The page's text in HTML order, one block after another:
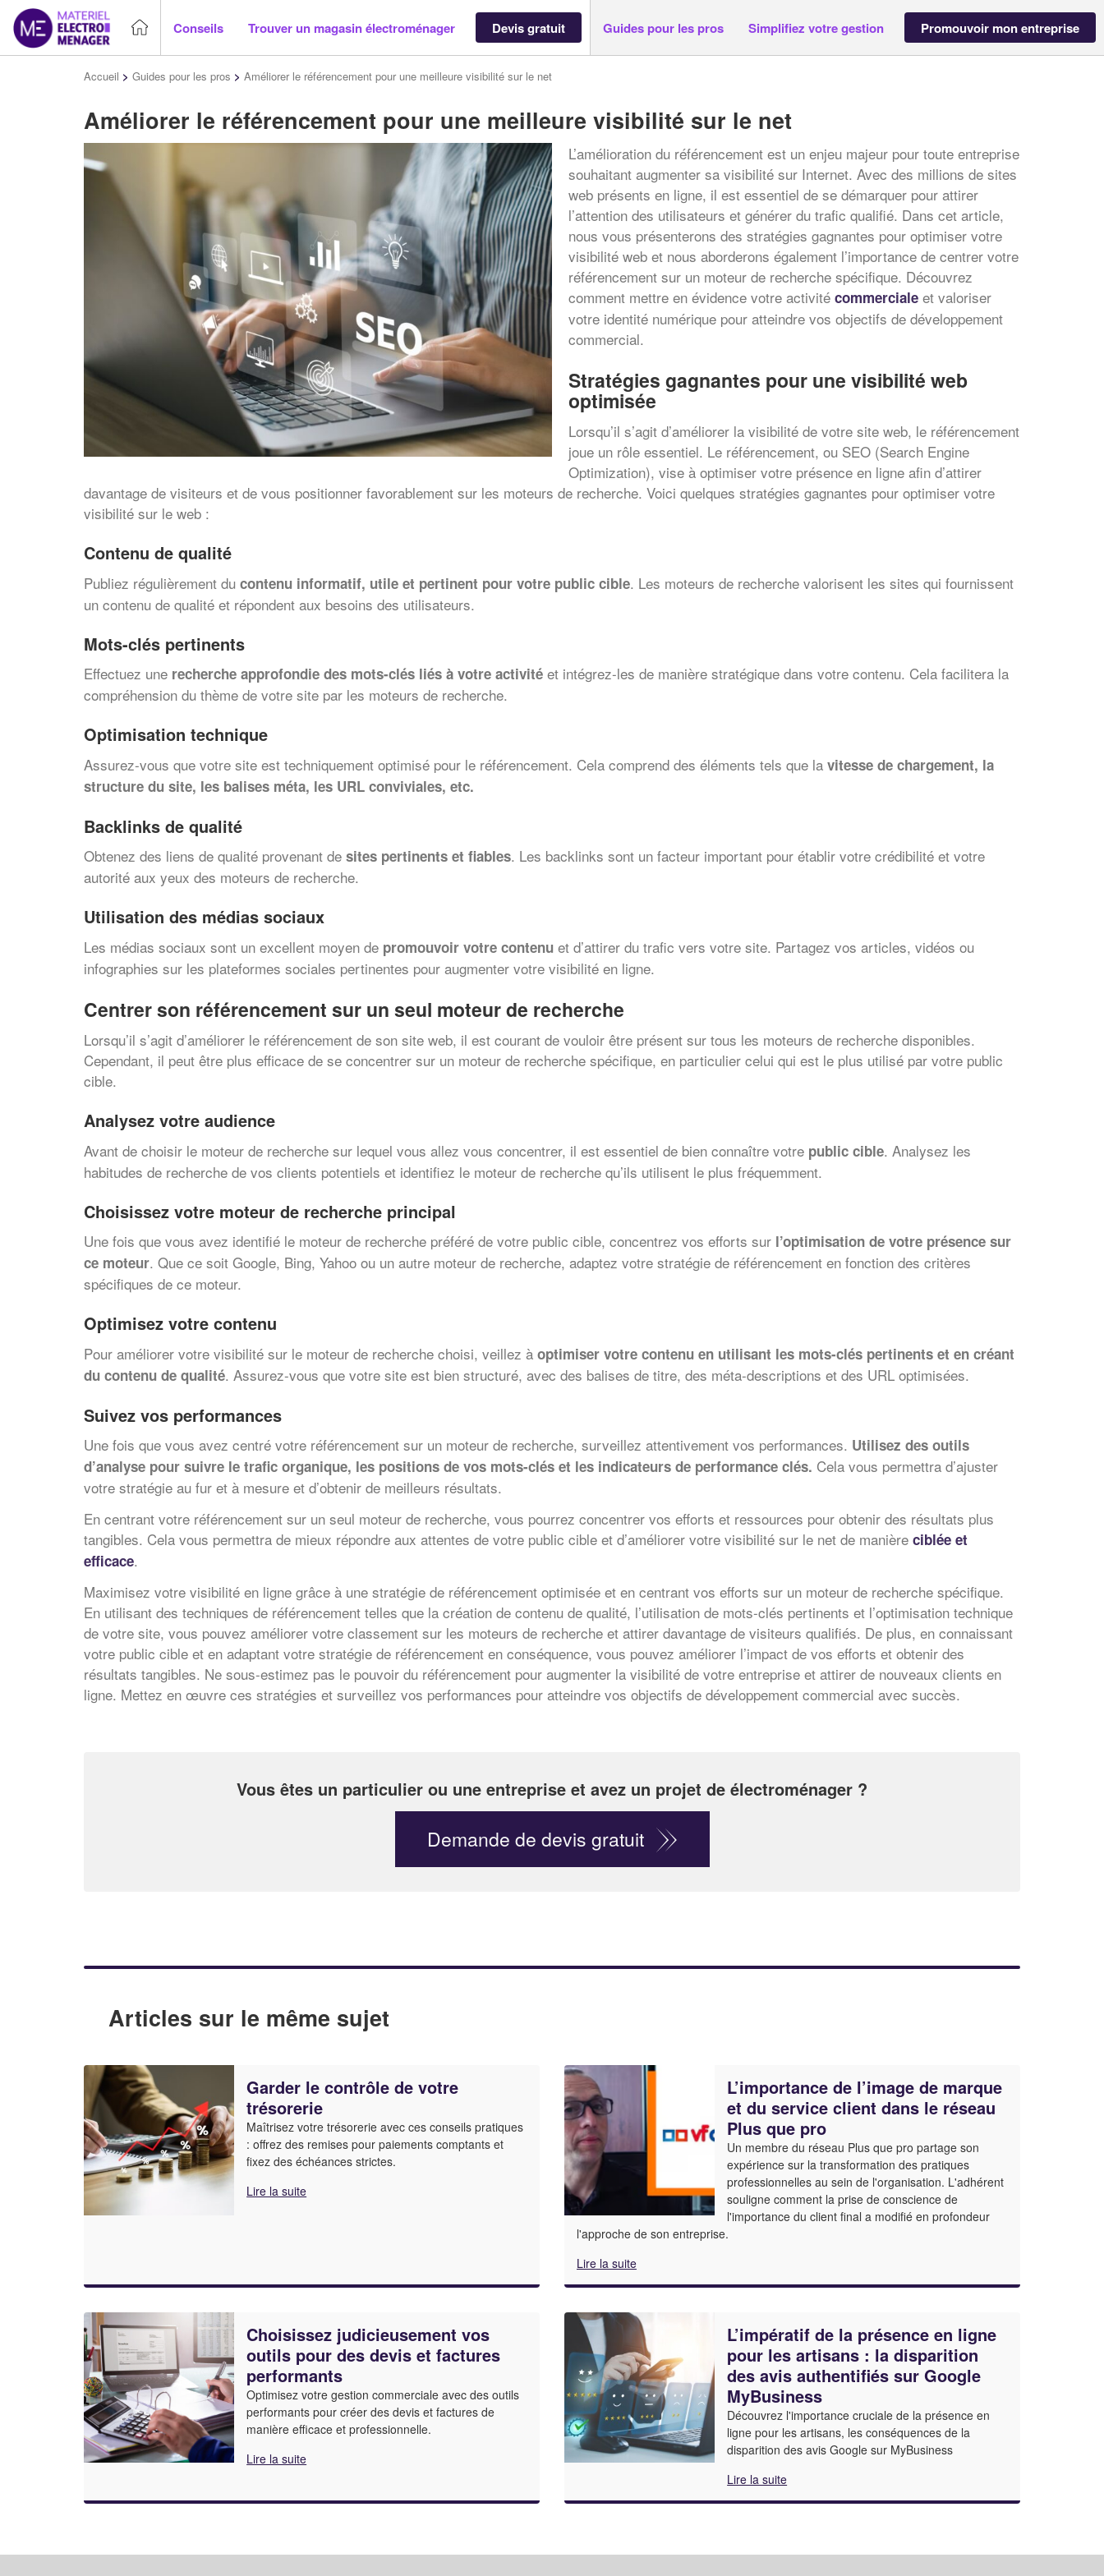
Conseils Trouver un magasin électroménager Devis gratuit Guides pour les pros Simplifiez votre gestion Promouvoir mon entreprise
Accueil > Guides pour les pros > Améliorer le référencement pour une meilleure visibilité sur le net
Améliorer le référencement pour une meilleure visibilité sur le net
L’amélioration du référencement est un enjeu majeur pour toute entreprise
souhaitant augmenter sa visibilité sur Internet. Avec des millions de sites
web présents en ligne, il est essentiel de se démarquer pour attirer
l’attention des utilisateurs et générer du trafic qualifié. Dans cet article,
nous vous présenterons des stratégies gagnantes pour optimiser votre
visibilité web et nous aborderons également l’importance de centrer votre
référencement sur un moteur de recherche spécifique. Découvrez
comment mettre en évidence votre activité commerciale et valoriser
votre identité numérique pour atteindre vos objectifs de développement
commercial.
Stratégies gagnantes pour une visibilité web
optimisée
Lorsqu’il s’agit d’améliorer la visibilité de votre site web, le référencement
joue un rôle essentiel. Le référencement, ou SEO (Search Engine
Optimization), vise à optimiser votre présence en ligne afin d’attirer
davantage de visiteurs et de vous positionner favorablement sur les moteurs de recherche. Voici quelques stratégies gagnantes pour optimiser votre
visibilité sur le web :
Contenu de qualité
Publiez régulièrement du contenu informatif, utile et pertinent pour votre public cible. Les moteurs de recherche valorisent les sites qui fournissent
un contenu de qualité et répondent aux besoins des utilisateurs.
Mots-clés pertinents
Effectuez une recherche approfondie des mots-clés liés à votre activité et intégrez-les de manière stratégique dans votre contenu. Cela facilitera la
compréhension du thème de votre site par les moteurs de recherche.
Optimisation technique
Assurez-vous que votre site est techniquement optimisé pour le référencement. Cela comprend des éléments tels que la vitesse de chargement, la
structure du site, les balises méta, les URL conviviales, etc.
Backlinks de qualité
Obtenez des liens de qualité provenant de sites pertinents et fiables. Les backlinks sont un facteur important pour établir votre crédibilité et votre
autorité aux yeux des moteurs de recherche.
Utilisation des médias sociaux
Les médias sociaux sont un excellent moyen de promouvoir votre contenu et d’attirer du trafic vers votre site. Partagez vos articles, vidéos ou
infographies sur les plateformes sociales pertinentes pour augmenter votre visibilité en ligne.
Centrer son référencement sur un seul moteur de recherche
Lorsqu’il s’agit d’améliorer le référencement de son site web, il est courant de vouloir être présent sur tous les moteurs de recherche disponibles.
Cependant, il peut être plus efficace de se concentrer sur un moteur de recherche spécifique, en particulier celui qui est le plus utilisé par votre public
cible.
Analysez votre audience
Avant de choisir le moteur de recherche sur lequel vous allez vous concentrer, il est essentiel de bien connaître votre public cible. Analysez les
habitudes de recherche de vos clients potentiels et identifiez le moteur de recherche qu’ils utilisent le plus fréquemment.
Choisissez votre moteur de recherche principal
Une fois que vous avez identifié le moteur de recherche préféré de votre public cible, concentrez vos efforts sur l’optimisation de votre présence sur
ce moteur. Que ce soit Google, Bing, Yahoo ou un autre moteur de recherche, adaptez votre stratégie de référencement en fonction des critères
spécifiques de ce moteur.
Optimisez votre contenu
Pour améliorer votre visibilité sur le moteur de recherche choisi, veillez à optimiser votre contenu en utilisant les mots-clés pertinents et en créant
du contenu de qualité. Assurez-vous que votre site est bien structuré, avec des balises de titre, des méta-descriptions et des URL optimisées.
Suivez vos performances
Une fois que vous avez centré votre référencement sur un moteur de recherche, surveillez attentivement vos performances. Utilisez des outils
d’analyse pour suivre le trafic organique, les positions de vos mots-clés et les indicateurs de performance clés. Cela vous permettra d’ajuster
votre stratégie au fur et à mesure et d’obtenir de meilleurs résultats.
En centrant votre référencement sur un seul moteur de recherche, vous pourrez concentrer vos efforts et ressources pour obtenir des résultats plus
tangibles. Cela vous permettra de mieux répondre aux attentes de votre public cible et d’améliorer votre visibilité sur le net de manière ciblée et
efficace.
Maximisez votre visibilité en ligne grâce à une stratégie de référencement optimisée et en centrant vos efforts sur un moteur de recherche spécifique.
En utilisant des techniques de référencement telles que la création de contenu de qualité, l’utilisation de mots-clés pertinents et l’optimisation technique
de votre site, vous pouvez améliorer votre classement sur les moteurs de recherche et attirer davantage de visiteurs qualifiés. De plus, en connaissant
votre public cible et en adaptant votre stratégie de référencement en conséquence, vous pouvez améliorer l’impact de vos efforts et obtenir des
résultats tangibles. Ne sous-estimez pas le pouvoir du référencement pour augmenter la visibilité de votre entreprise et attirer de nouveaux clients en
ligne. Mettez en œuvre ces stratégies et surveillez vos performances pour atteindre vos objectifs de développement commercial avec succès.
Vous êtes un particulier ou une entreprise et avez un projet de électroménager ?
Demande de devis gratuit
Articles sur le même sujet
Garder le contrôle de votre
trésorerie
Maîtrisez votre trésorerie avec ces conseils pratiques
: offrez des remises pour paiements comptants et
fixez des échéances strictes.
Lire la suite
L’importance de l’image de marque
et du service client dans le réseau
Plus que pro
Un membre du réseau Plus que pro partage son
expérience sur la transformation des pratiques
professionnelles au sein de l'organisation. L'adhérent
souligne comment la prise de conscience de
l'importance du client final a modifié en profondeur
l'approche de son entreprise.
Lire la suite
Choisissez judicieusement vos
outils pour des devis et factures
performants
Optimisez votre gestion commerciale avec des outils
performants pour créer des devis et factures de
manière efficace et professionnelle.
Lire la suite
L’impératif de la présence en ligne
pour les artisans : la disparition
des avis authentifiés sur Google
MyBusiness
Découvrez l'importance cruciale de la présence en
ligne pour les artisans, les conséquences de la
disparition des avis Google sur MyBusiness
Lire la suite
Vous êtes un
professionnel ?
vosmargestout en gagnant de
nouveaux clients !